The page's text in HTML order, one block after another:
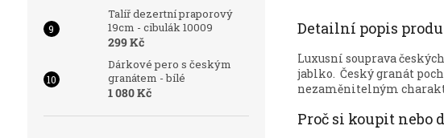
Talíř dezertní praporový
19cm - cibulák 10009
299 Kč
Dárkové pero s českým
granátem - bílé
1 080 Kč
Detailní popis
Luxusní souprava
jablko. Český granát
nezaměnitelným
Proč si koupit nebo